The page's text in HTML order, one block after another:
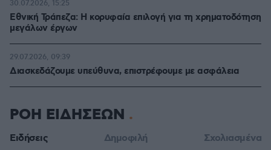
Εθνική Τράπεζα: Η κορυφαία επιλογή για τη χρηματοδότηση
μεγάλων έργων
30.07.2026, 15:25
Διασκεδάζουμε υπεύθυνα, επιστρέφουμε με ασφάλεια
29.07.2026, 09:39
ΡΟΗ ΕΙΔΗΣΕΩΝ
Ειδήσεις Δημοφιλή Σχολιασμένα